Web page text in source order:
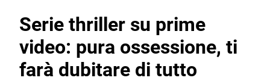
Serie thriller su prime
video: pura ossessione, ti
farà dubitare di tutto